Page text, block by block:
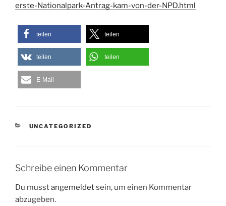
erste-Nationalpark-Antrag-kam-von-der-NPD.html
teilen teilen
teilen teilen
E-Mail
KATEGORIEN
UNCATEGORIZED
Schreibe einen Kommentar
Du musstangemeldetsein, um einen Kommentar
abzugeben.